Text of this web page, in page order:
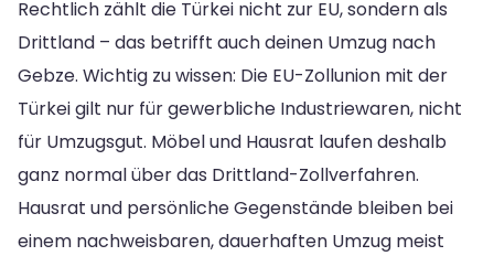
Rechtlich zählt die Türkei nicht zur EU, sondern als
Drittland – das betrifft auch deinen Umzug nach
Gebze. Wichtig zu wissen: Die EU-Zollunion mit der
Türkei gilt nur für gewerbliche Industriewaren, nicht
für Umzugsgut. Möbel und Hausrat laufen deshalb
ganz normal über das Drittland-Zollverfahren.
Hausrat und persönliche Gegenstände bleiben bei
einem nachweisbaren, dauerhaften Umzug meist